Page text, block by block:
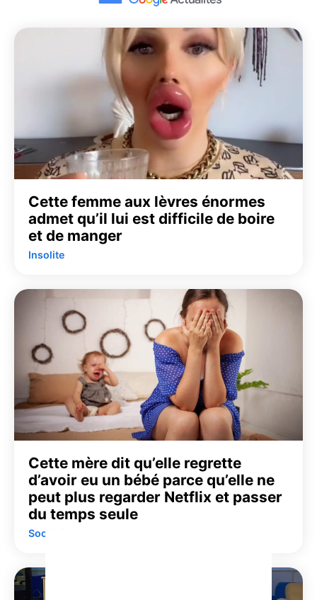
Cette femme aux lèvres énormes
admet qu’il lui est difficile de boire
et de manger
Insolite
Cette mère dit qu’elle regrette
d’avoir eu un bébé parce qu’elle ne
peut plus regarder Netflix et passer
du temps seule
Société